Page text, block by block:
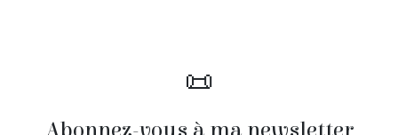
📜
Abonnez-vous à ma newsletter